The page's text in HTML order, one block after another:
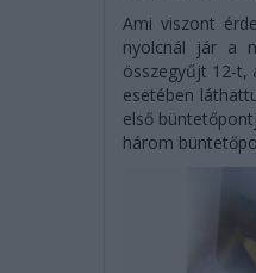
Ami viszont
nyolcnál jár a
összegyűjt 12-t,
esetében
első
három